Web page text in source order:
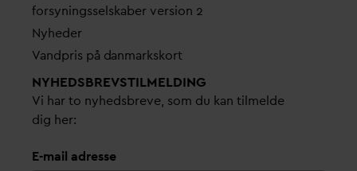
forsyningsselskaber version 2
Nyheder
Vandpris på danmarkskort
NYHEDSBREVS­TILMELDING
Vi har to nyhedsbreve, som du kan tilmelde
dig her:
E-mail adresse